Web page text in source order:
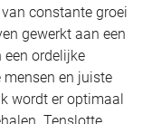
constante groei
gewerkt aan een
een ordelijke
mensen en juiste
wordt er optimaal